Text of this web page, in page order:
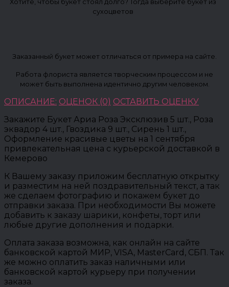
сухоцветов
Заказанный букет может отличаться от примера на сайте.
Работа флориста является творческим процессом и не
может быть выполнена идентично другим человеком.
ОПИСАНИЕ: ОЦЕНОК (0) ОСТАВИТЬ ОЦЕНКУ
Закажите Букет Ариа Роза Эксклюзив 5 шт., Роза
эквадор 4 шт., Гвоздика 9 шт., Сирень 1 шт.,
Оформление красивые цветы на 1 сентября
привлекательная цена с курьерской доставкой в
Кемерово
К Вашему заказу приложим бесплатную открытку
и разместим на ней поздравительный текст, а так
же сделаем фотографию и покажем букет до
отправки заказа. При необходимости Вы можете
добавить к заказу шарики, конфеты, торт или
любые другие дополнения и подарки.
Оплата заказа возможна, как онлайн на сайте
банковской картой МИР, VISA, MasterCard, СБП. Так
же можно оплатить заказ наличными или
банковской картой курьеру при получении
заказа.